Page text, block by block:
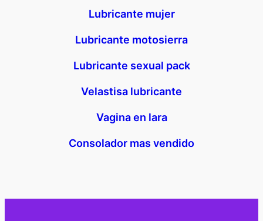
Lubricante mujer
Lubricante motosierra
Lubricante sexual pack
Velastisa lubricante
Vagina en lara
Consolador mas vendido